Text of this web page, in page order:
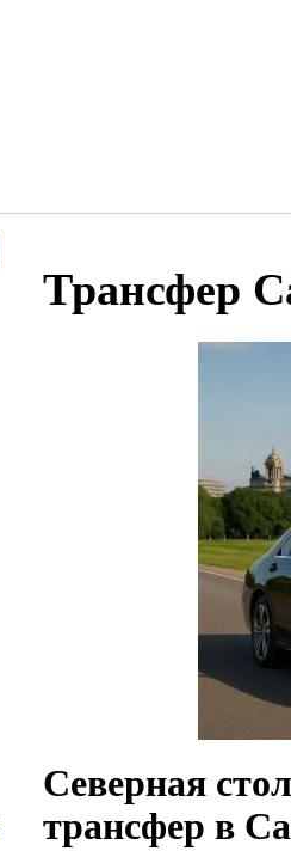
Трансфер
Северная
трансфер в